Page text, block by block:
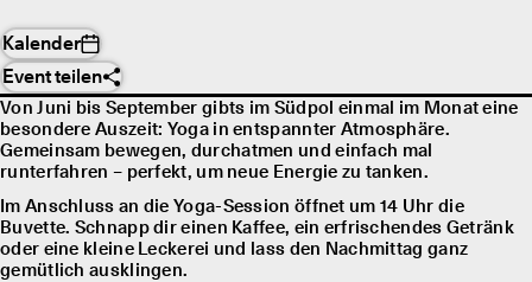
Kalender
Event teilen
Von Juni bis September gibts im Südpol einmal im Monat eine
besondere Auszeit: Yoga in entspannter Atmosphäre.
Gemeinsam bewegen, durchatmen und einfach mal
runterfahren – perfekt, um neue Energie zu tanken.
Im Anschluss an die Yoga-Session öffnet um 14 Uhr die
Buvette. Schnapp dir einen Kaffee, ein erfrischendes Getränk
oder eine kleine Leckerei und lass den Nachmittag ganz
gemütlich ausklingen.